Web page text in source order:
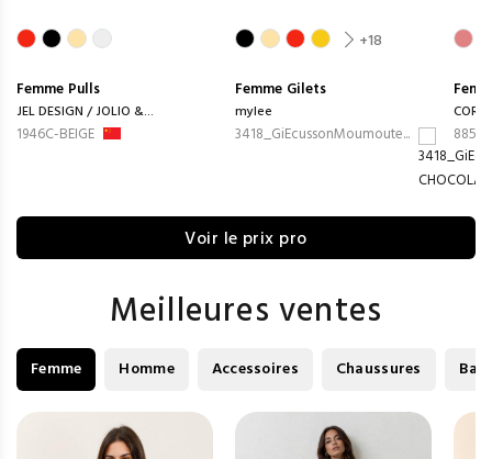
Femme Pulls
JEL DESIGN / JOLIO &...
1946C-BEIGE
+18
Femme Gilets
mylee
3418_GiEcussonMoumoute... 8856-
Voir le prix pro
Meilleures ventes
Femme Homme Accessoires Chaussures